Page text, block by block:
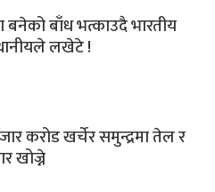
बनेको बाँध भत्काउदै भारतीय
लखेटे !
करोड खर्चेर समुन्द्रमा तेल र
खोज्ने